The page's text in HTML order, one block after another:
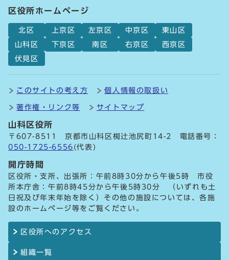
区役所ホームページ
北区 上京区 左京区 中京区
東山区
山科区
下京区 南区 右京区
西京区
伏見区
このサイトの考え方 個人情報の取扱い
著作権・リンク等 サイトマップ
山科区役所
〒607-8511 京都市山科区椥辻池尻町14-2 電話番号：
050-1725-6556 (代表)
開庁時間
区役所・支所、出張所：午前8時30分から午後5時 市役
所本庁舎：午前8時45分から午後5時30分 （いずれも土
日祝及び年末年始を除く）その他の施設については、各施
設のホームページ等をご覧ください。
区役所へのアクセス
組織一覧